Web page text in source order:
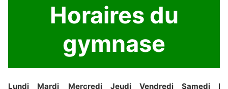
Horaires du
gymnase
Lundi Mardi Mercredi Jeudi Vendredi Samedi